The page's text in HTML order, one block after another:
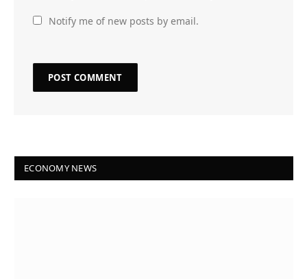
Notify me of new posts by email.
ECONOMY NEWS